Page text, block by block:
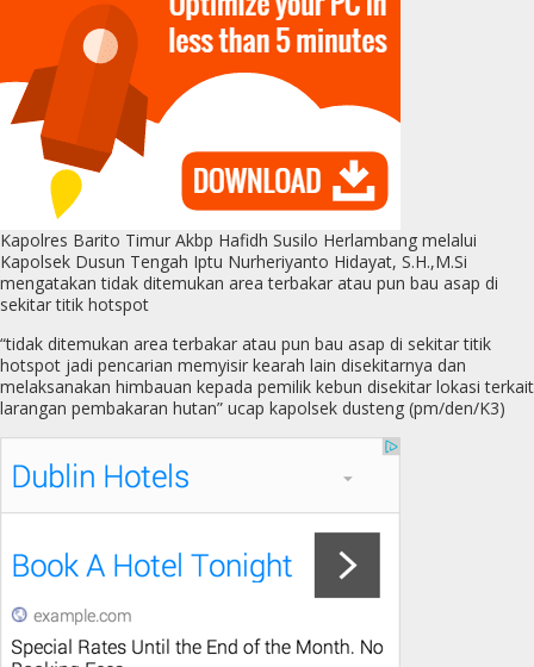
Kapolres Barito Timur Akbp Hafidh Susilo Herlambang melalui
Kapolsek Dusun Tengah Iptu Nurheriyanto Hidayat, S.H.,M.Si
mengatakan tidak ditemukan area terbakar atau pun bau asap di
sekitar titik hotspot
“tidak ditemukan area terbakar atau pun bau asap di sekitar titik
hotspot jadi pencarian memyisir kearah lain disekitarnya dan
melaksanakan himbauan kepada pemilik kebun disekitar lokasi terkait
larangan pembakaran hutan” ucap kapolsek dusteng (pm/den/K3)